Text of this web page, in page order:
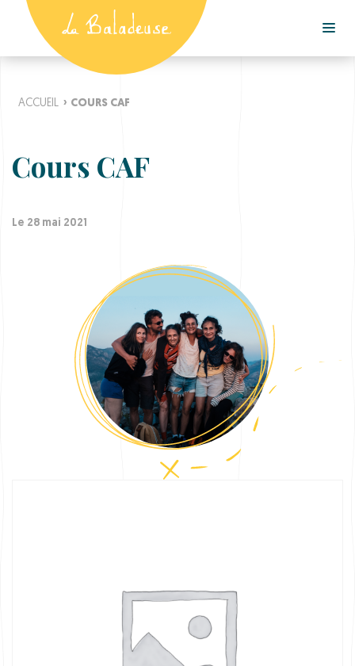
ACCUEIL › COURS CAF
Cours CAF
Le 28 mai 2021